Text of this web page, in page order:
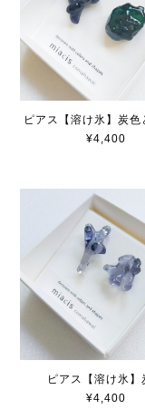
ピアス【溶け氷】炭色
¥4,400
ピアス【溶け氷】
¥4,400